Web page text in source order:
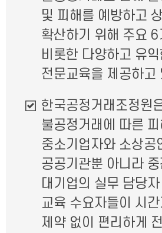
및 피해를 예방하고
확산하기 위해 주요
비롯한 다양하고 유
전문교육을 제공하고
한국공정거래조정원
불공정거래에 따른
중소기업자와 소상공
공공기관뿐 아니라 중
대기업의 실무 담당
교육 수요자들이 시간
제약 없이 편리하게